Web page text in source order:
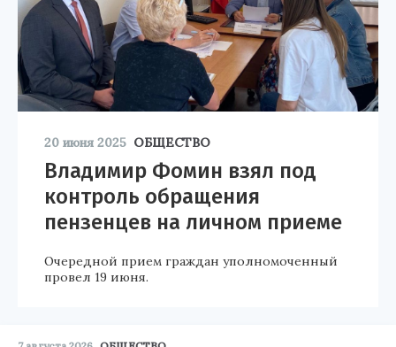
20 июня 2025 ОБЩЕСТВО
Владимир Фомин взял под
контроль обращения
пензенцев на личном приеме
Очередной прием граждан уполномоченный
провел 19 июня.